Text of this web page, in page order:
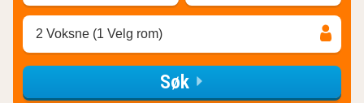
2 Voksne (1 Velg rom)
Søk